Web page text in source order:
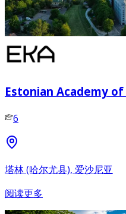
Estonian Academy
6
塔林 (哈尔尤县), 爱沙尼亚
阅读更多